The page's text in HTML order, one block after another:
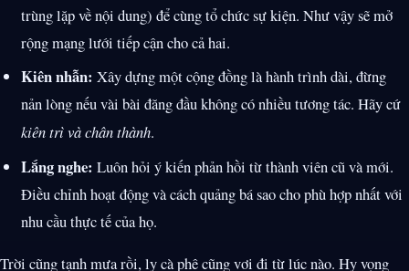
trùng lặp về nội dung) để cùng tổ chức sự kiện. Như vậy sẽ mở
rộng mạng lưới tiếp cận cho cả hai.
Kiên nhẫn: Xây dựng một cộng đồng là hành trình dài, đừng
nản lòng nếu vài bài đăng đầu không có nhiều tương tác. Hãy cứ
kiên trì và chân thành.
Lắng nghe: Luôn hỏi ý kiến phản hồi từ thành viên cũ và mới.
Điều chỉnh hoạt động và cách quảng bá sao cho phù hợp nhất với
nhu cầu thực tế của họ.
Trời cũng tạnh mưa rồi, ly cà phê cũng vơi đi từ lúc nào. Hy vọng